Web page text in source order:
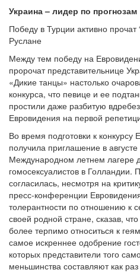
Украина – лидер по прогнозам
Победу в Турции активно прочат
Руслане
Между тем победу на
пророчат представительнице
«Дикие танцы» настолько
конкурса, что певице и ее
простили даже разбитую
Евровидения на первой
Во время подготовки к конкурсу
получила приглашение в августе
Международном летнем лагере
гомосексуалистов в Голландии.
согласилась, несмотря на
пресс-конференции
толерантности по отношению к
своей родной стране, сказав,
более терпимо относиться к
самое искреннее одобрение
которых представители того
меньшинства составляют как